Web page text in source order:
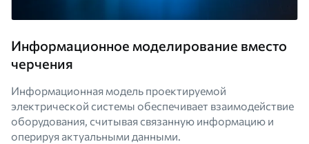
Информационное моделирование вместо
черчения
Информационная модель проектируемой
электрической системы обеспечивает взаимодействие
оборудования, считывая связанную информацию и
оперируя актуальными данными.